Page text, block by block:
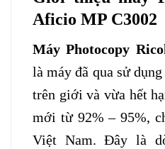
Aficio MP C3002
Máy Photocopy
là máy đã qua sử
trên giới và vừa hết
mới từ 92% – 95%,
Việt Nam. Đây là